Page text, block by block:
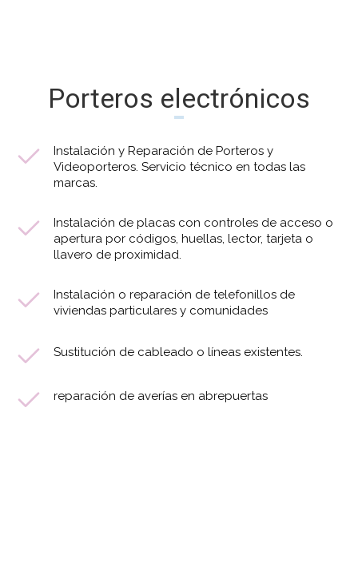
Porteros electrónicos
Instalación y Reparación de Porteros y
Videoporteros. Servicio técnico en todas las
marcas.
Instalación de placas con controles de acceso o
apertura por códigos, huellas, lector, tarjeta o
llavero de proximidad.
Instalación o reparación de telefonillos de
viviendas particulares y comunidades
Sustitución de cableado o líneas existentes.
reparación de averías en abrepuertas